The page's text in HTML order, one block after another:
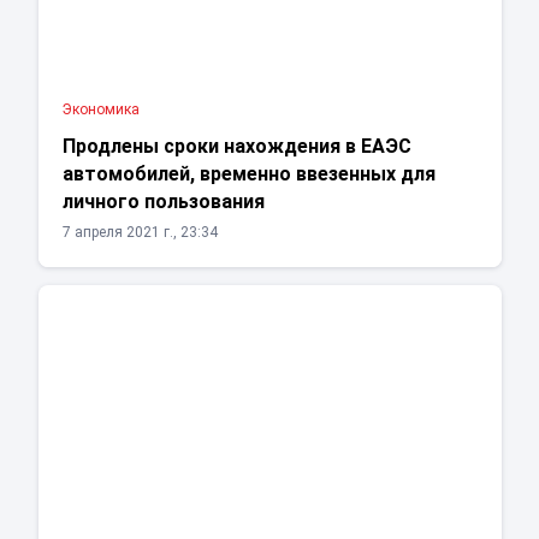
Экономика
Продлены сроки нахождения в ЕАЭС
автомобилей, временно ввезенных для
личного пользования
7 апреля 2021 г., 23:34